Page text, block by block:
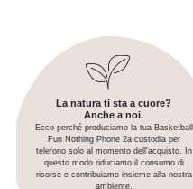
La natura ti sta a cuore?
Anche a noi.
Ecco perché produciamo la tua Basketball
Fun Nothing Phone 2a custodia per
telefono solo al momento dell'acquisto. In
questo modo riduciamo il consumo di
risorse e contribuiamo insieme alla nostra
ambiente.